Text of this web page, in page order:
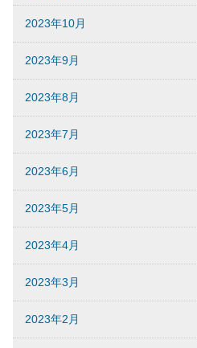
2023年10月
2023年9月
2023年8月
2023年7月
2023年6月
2023年5月
2023年4月
2023年3月
2023年2月